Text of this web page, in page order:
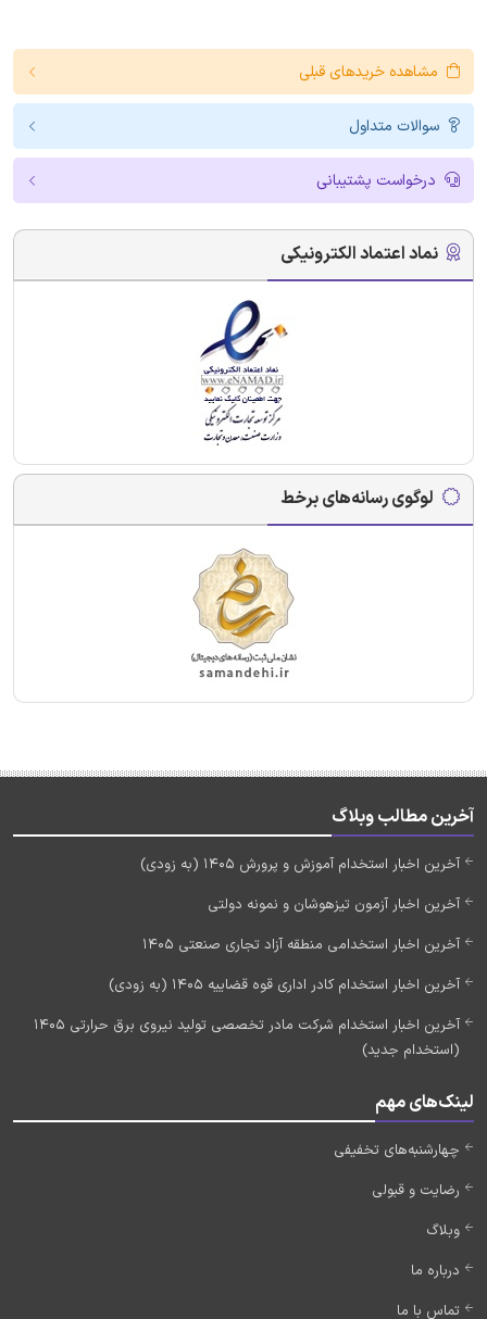
مشاهده خریدهای قبلی
سوالات متداول
درخواست پشتیبانی
نماد اعتماد الکترونیکی
لوگوی رسانه‌های برخط
آخرین مطالب وبلاگ
آخرین اخبار استخدام آموزش و پرورش 1405 (به زودی)
آخرین اخبار آزمون تیزهوشان و نمونه دولتی
آخرین اخبار استخدامی منطقه آزاد تجاری صنعتی 1405
آخرین اخبار استخدام کادر اداری قوه قضاییه 1405 (به زودی)
آخرین اخبار استخدام شرکت مادر تخصصی تولید نیروی برق حرارتی 1405
(استخدام جدید)
لینک‌های مهم
چهارشنبه‌های تخفیفی
رضایت و قبولی
وبلاگ
درباره ما
تماس با ما